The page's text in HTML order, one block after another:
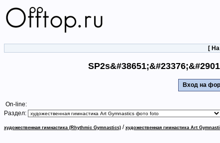
[
Вход на
On-line:
Раздел:
художественная гимнастика (Rhythmic Gymnastics) / художественная гимнастика Art